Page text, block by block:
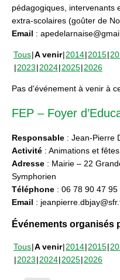
pédagogiques, intervenants
extra-scolaires (goûter de
Email :
Tous A venir 2014 2015
2023 2024 2025 2026
Pas d'événement à venir à
FEP – Foyer
Responsable : Jean-Pierre
Activité : Animations et
Adresse : Mairie – 22
Symphorien
Téléphone : 06 78 90 47 95
Email :
Événements organisés
Tous A venir 2014 2015
2023 2024 2025 2026